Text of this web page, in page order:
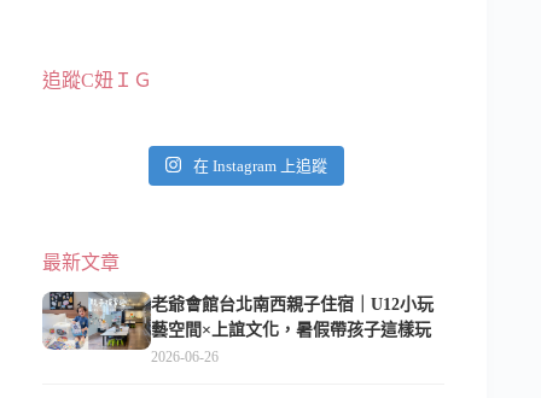
追蹤C妞ＩＧ
在 Instagram 上追蹤
最新文章
老爺會館台北南西親子住宿｜U12小玩
藝空間×上誼文化，暑假帶孩子這樣玩
2026-06-26